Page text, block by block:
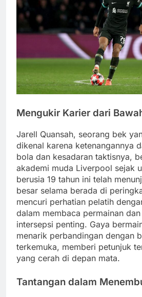
Mengukir Karier dari
Jarell Quansah, seorang bek
dikenal karena ketenangannya
bola dan kesadaran taktisnya,
akademi muda Liverpool sejak
berusia 19 tahun ini telah
besar selama berada di
mencuri perhatian pelatih
dalam membaca permainan
intersepsi penting. Gaya
menarik perbandingan dengan
terkemuka, memberi petunjuk
yang cerah di depan mata.
Tantangan dalam